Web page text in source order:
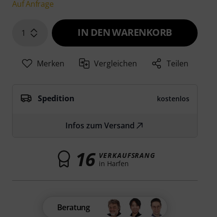
Auf Anfrage
1 IN DEN WARENKORB
Merken Vergleichen Teilen
Spedition kostenlos
Infos zum Versand
16 VERKAUFSRANG
in Harfen
Beratung